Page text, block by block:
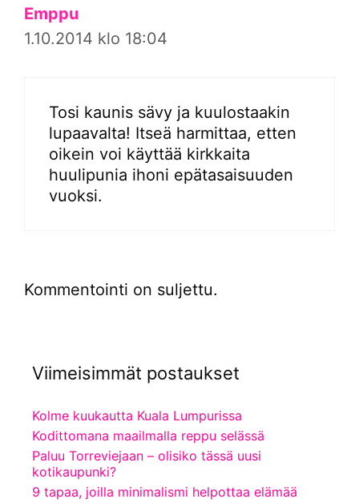
Emppu
1.10.2014 klo 18:04
Tosi kaunis sävy ja kuulostaakin
lupaavalta! Itseä harmittaa, etten
oikein voi käyttää kirkkaita
huulipunia ihoni epätasaisuuden
vuoksi.
Kommentointi on suljettu.
Viimeisimmät postaukset
Kolme kuukautta Kuala Lumpurissa
Kodittomana maailmalla reppu selässä
Paluu Torreviejaan – olisiko tässä uusi
kotikaupunki?
9 tapaa, joilla minimalismi helpottaa elämää